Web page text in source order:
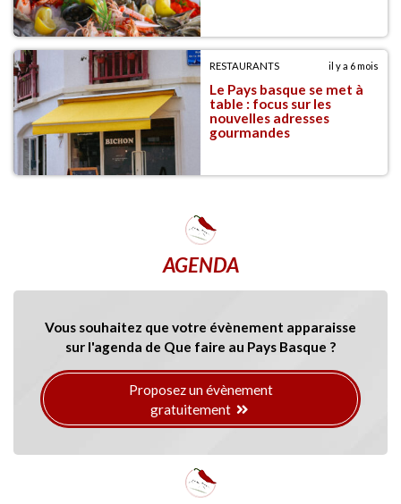
RESTAURANTS il y a 6 mois
Le Pays basque se met à
table : focus sur les
nouvelles adresses
gourmandes
AGENDA
Vous souhaitez que votre évènement apparaisse
sur l'agenda de Que faire au Pays Basque ?
Proposez un évènement
gratuitement